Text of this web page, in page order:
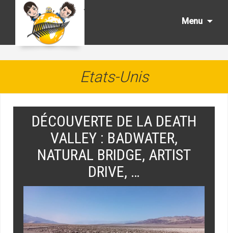
Menu
Etats-Unis
DÉCOUVERTE DE LA DEATH
VALLEY : BADWATER,
NATURAL BRIDGE, ARTIST
DRIVE, …